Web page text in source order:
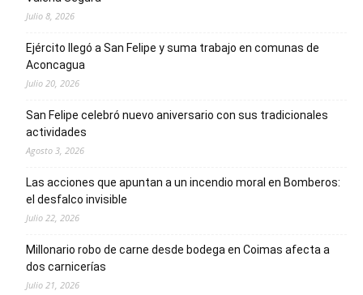
Julio 8, 2026
Ejército llegó a San Felipe y suma trabajo en comunas de
Aconcagua
Julio 20, 2026
San Felipe celebró nuevo aniversario con sus tradicionales
actividades
Agosto 3, 2026
Las acciones que apuntan a un incendio moral en Bomberos:
el desfalco invisible
Julio 22, 2026
Millonario robo de carne desde bodega en Coimas afecta a
dos carnicerías
Julio 21, 2026